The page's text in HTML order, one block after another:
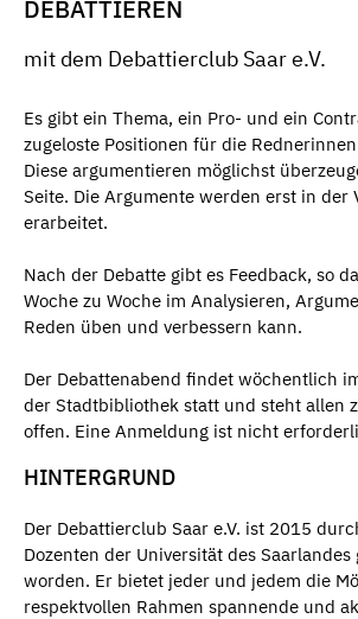
DEBATTIEREN
mit dem Debattierclub Saar e.V.
Es gibt ein Thema, ein Pro- und ein
zugeloste Positionen für die
Diese argumentieren möglichst
Seite. Die Argumente werden erst in der
erarbeitet.
Nach der Debatte gibt es Feedback, so
Woche zu Woche im Analysieren,
Reden üben und verbessern kann.
Der Debattenabend findet wöchentlich
der Stadtbibliothek statt und steht allen
offen. Eine Anmeldung ist nicht
HINTERGRUND
Der Debattierclub Saar e.V. ist 2015
Dozenten der Universität des
worden. Er bietet jeder und jedem die
respektvollen Rahmen spannende und